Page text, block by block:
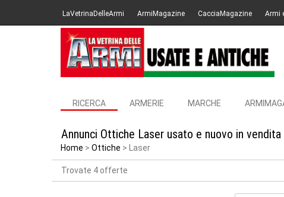
LaVetrinaDelleArmi ArmiMagazine CacciaMagazine Armi
RICERCA ARMERIE MARCHE
Annunci Ottiche Laser usato e nuovo in
Home Ottiche Laser
Trovate 4 offerte